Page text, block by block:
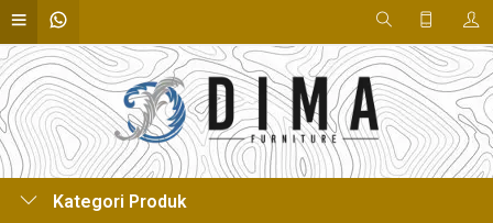
Kategori Produk